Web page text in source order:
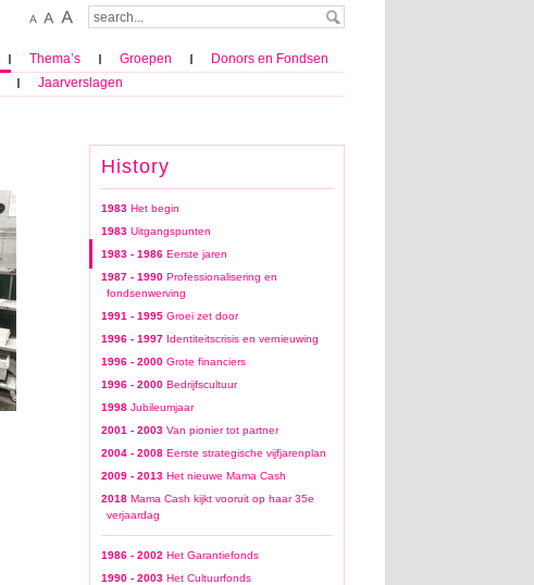
Thema’s Groepen
Donors en Fondsen
Jaarverslagen
History
1983 Het begin
1983 Uitgangspunten
1983 - 1986 Eerste jaren
1987 - 1990 Professionalisering en
fondsenwerving
1991 - 1995 Groei zet door
1996 - 1997 Identiteitscrisis en vernieuwing
1996 - 2000 Grote financiers
1996 - 2000 Bedrijfscultuur
1998 Jubileumjaar
2001 - 2003 Van pionier tot partner
2004 - 2008 Eerste strategische vijfjarenplan
2009 - 2013 Het nieuwe Mama Cash
2018 Mama Cash kijkt vooruit op haar 35e
verjaardag
1986 - 2002 Het Garantiefonds
1990 - 2003 Het Cultuurfonds